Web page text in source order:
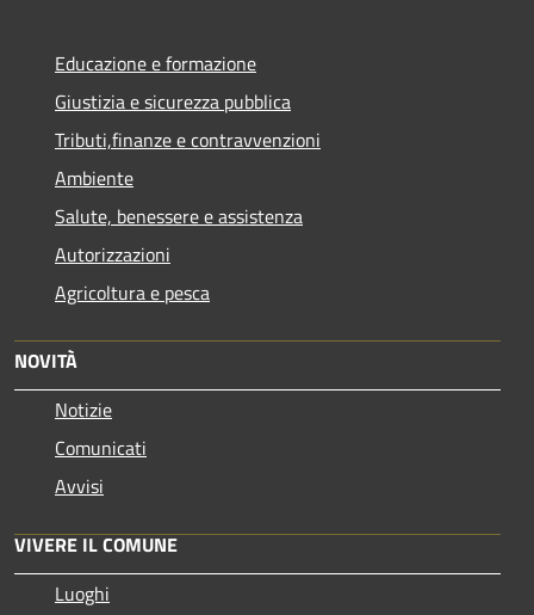
Educazione e formazione
Giustizia e sicurezza pubblica
Tributi,finanze e contravvenzioni
Ambiente
Salute, benessere e assistenza
Autorizzazioni
Agricoltura e pesca
NOVITÀ
Notizie
Comunicati
Avvisi
VIVERE IL COMUNE
Luoghi